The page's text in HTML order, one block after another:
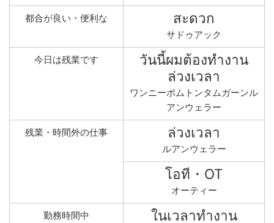
都合が良い・便利な สะดวก
サドゥアック
今日は残業です
วันนี้ผมต้องทำงาน
ล่วงเวลา
ワンニーポムトンタムガーンル
アンウェラー
残業・時間外の仕事 ล่วงเวลา
ルアンウェラー
โอที・OT
オーティー
勤務時間中 ในเวลาทำงาน